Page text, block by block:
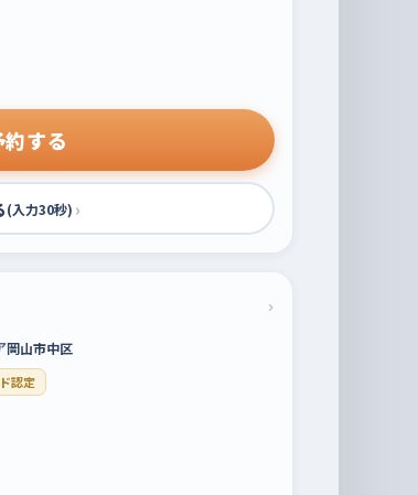
する
(入力30秒) ›
›
岡山市中区
認定